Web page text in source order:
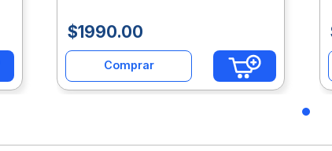
$1990.00
Comprar